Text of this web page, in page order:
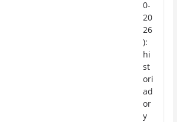
0-
20
26
):
hi
st
ori
ad
or
y